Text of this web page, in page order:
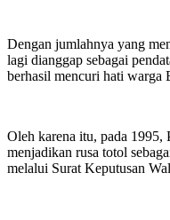
Dengan jumlahnya yang
lagi dianggap sebagai
berhasil mencuri hati warga
Oleh karena itu, pada 1995,
menjadikan rusa totol
melalui Surat Keputusan